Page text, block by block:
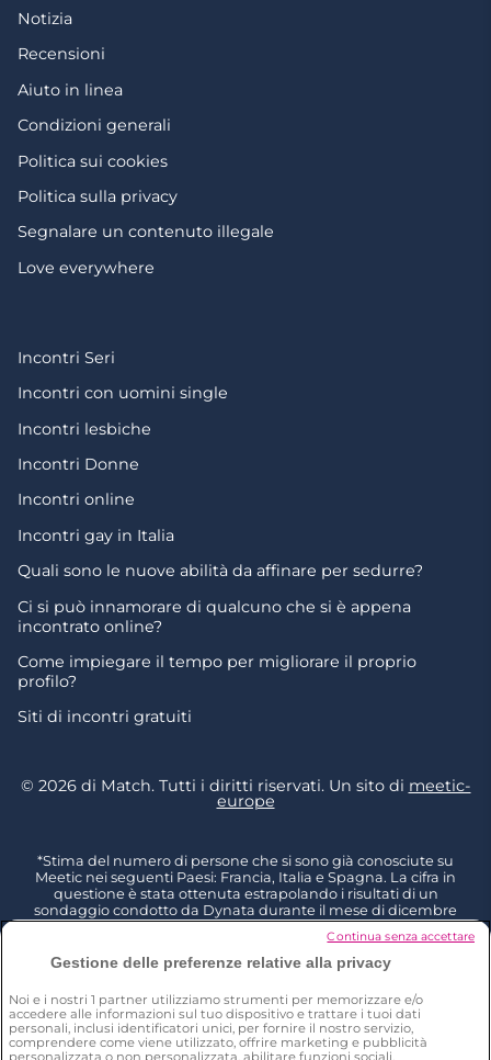
Notizia
Recensioni
Aiuto in linea
Condizioni generali
Politica sui cookies
Politica sulla privacy
Segnalare un contenuto illegale
Love everywhere
Incontri Seri
Incontri con uomini single
Incontri lesbiche
Incontri Donne
Incontri online
Incontri gay in Italia
Quali sono le nuove abilità da affinare per sedurre?
Ci si può innamorare di qualcuno che si è appena
incontrato online?
Come impiegare il tempo per migliorare il proprio
profilo?
Siti di incontri gratuiti
© 2026 di Match. Tutti i diritti riservati. Un sito di meetic-
europe
*Stima del numero di persone che si sono già conosciute su
Meetic nei seguenti Paesi: Francia, Italia e Spagna. La cifra in
questione è stata ottenuta estrapolando i risultati di un
sondaggio condotto da Dynata durante il mese di dicembre
2023, intervistando 6011 persone residenti in Francia, Italia e
Spagna con più di 18 anni di età e poi rapportandoli al totale
della popolazione dello stesso gruppo di età (Fonte: Eurostat
2023). I risultati di questo studio indicano che il 15% delle persone
intervistate in Francia, il 12% in Italia e il 10% in Spagna ha
dichiarato di aver già conosciuto una persona su Meetic. D: Hai
mai compiuto le seguenti azioni con ognuno di questi siti e app
mobile che hai usato, anche se solo una volta? Non ho mai
Gestione delle preferenze relative alla privacy
Noi e i nostri 1 partner utilizziamo strumenti per memorizzare e/o
accedere alle informazioni sul tuo dispositivo e trattare i tuoi dati
personali, inclusi identificatori unici, per fornire il nostro servizio,
comprendere come viene utilizzato, offrire marketing e pubblicità
personalizzata o non personalizzata, abilitare funzioni sociali,
Continua senza accettare